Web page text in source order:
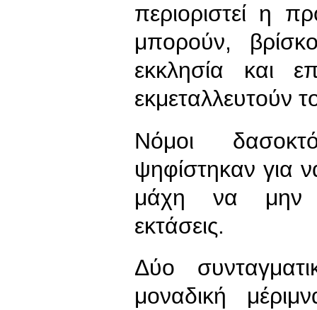
περιοριστεί η
μπορούν,
εκκλησία και
εκμεταλλευτούν
Νόμοι
ψηφίστηκαν για
μάχη να μην
εκτάσεις.
Δύο
μοναδική